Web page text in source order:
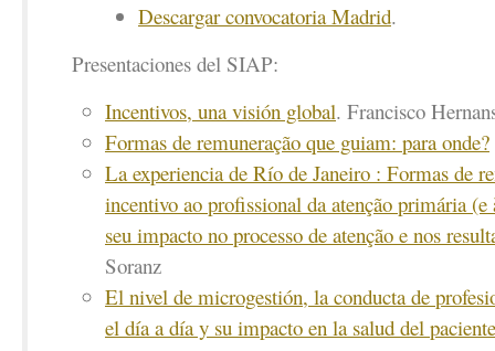
Descargar convocatoria Madrid.
Presentaciones del SIAP:
Incentivos, una visión global. Francisco
Formas de remuneração que guiam: para onde?
La experiencia de Río de Janeiro : Formas de
incentivo ao profissional da atenção primária (e
seu impacto no processo de atenção e nos
Soranz
El nivel de microgestión, la conducta de
el día a día y su impacto en la salud del paciente